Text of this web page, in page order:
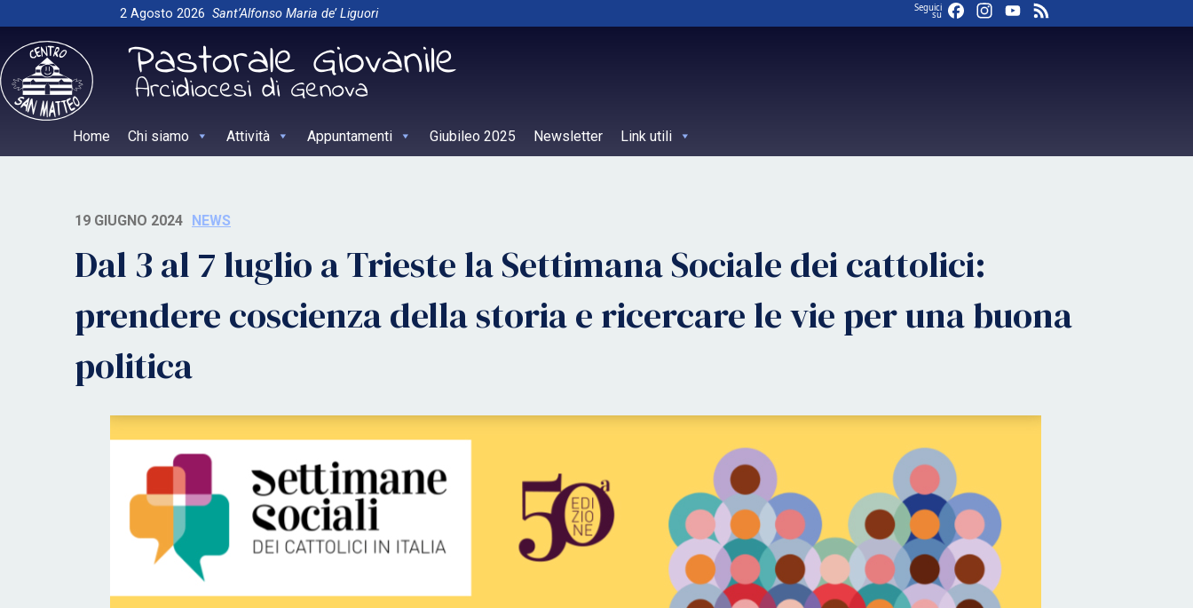
to
content
2 Agosto 2026 Sant’Alfonso Maria de’ Liguori Seguici
su FacebookInstagram
YouTube
Home Chi siamo Attività Appuntamenti Giubileo 2025 Newsletter Link utili
19 GIUGNO 2024 NEWS
Dal 3 al 7 luglio a Trieste la Settimana Sociale dei cattolici:
prendere coscienza della storia e ricercare le vie per una buona
politica